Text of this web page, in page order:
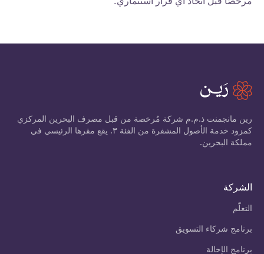
رين مانجمنت ذ.م.م شركة مُرخصة من قبل مصرف البحرين المركزي
كمزود خدمة الأصول المشفرة من الفئة ٣. يقع مقرها الرئيسي في
مملكة البحرين.
الشركة
التعلّم
برنامج شركاء التسويق
برنامج الإحالة